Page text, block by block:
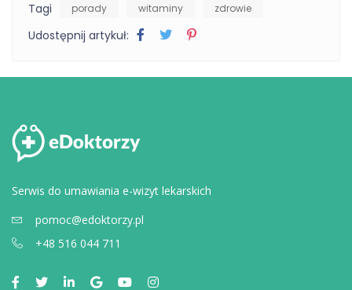
Tagi porady witaminy zdrowie
Udostępnij artykuł:
Serwis do umawiania e-wizyt lekarskich
pomoc@edoktorzy.pl
+48 516 044 711